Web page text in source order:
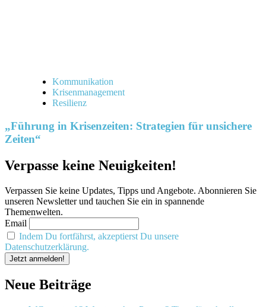
Kommunikation
Krisenmanagement
Resilienz
„Führung in Krisenzeiten: Strategien für unsichere
Zeiten“
Verpasse keine Neuigkeiten!
Verpassen Sie keine Updates, Tipps und Angebote. Abonnieren Sie
unseren Newsletter und tauchen Sie ein in spannende
Themenwelten.
Email
Indem Du fortfährst, akzeptierst Du unsere
Datenschutzerklärung.
Neue Beiträge